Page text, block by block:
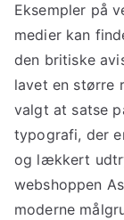
Eksempler på
medier kan
den britiske
lavet en større
valgt at satse
typografi, der
og lækkert
webshoppen
moderne